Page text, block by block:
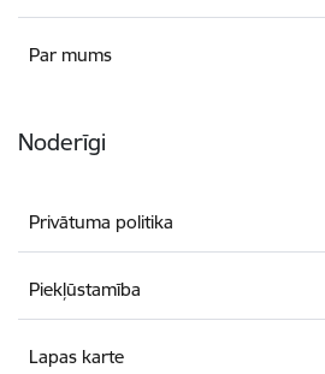
Par mums
Noderīgi
Privātuma politika
Piekļūstamība
Lapas karte